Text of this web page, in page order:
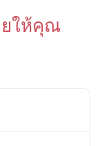
ยให้คุณ